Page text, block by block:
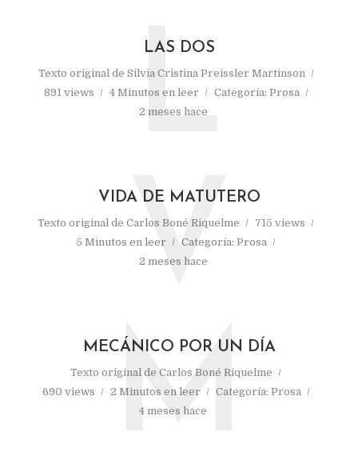
LAS DOS
Texto original de Silvia Cristina Preissler Martinson
891 views
4 Minutos en leer Categoría: Prosa
2 meses hace
L
VIDA DE MATUTERO
Texto original de Carlos Boné Riquelme
715 views
5 Minutos en leer
Categoría: Prosa
2 meses hace
V
MECÁNICO POR UN DÍA
Texto original de Carlos Boné Riquelme
690 views
2 Minutos en leer Categoría: Prosa
4 meses hace
M